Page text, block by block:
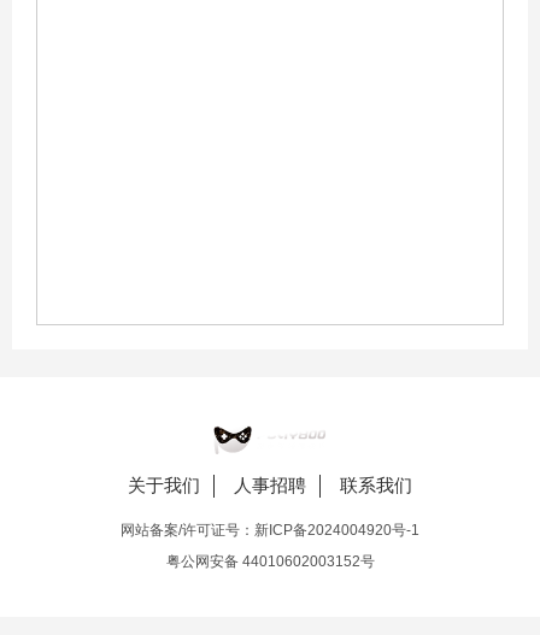
关于我们 人事招聘 联系我们
网站备案/许可证号： 新ICP备2024004920号-1
粤公网安备 44010602003152号